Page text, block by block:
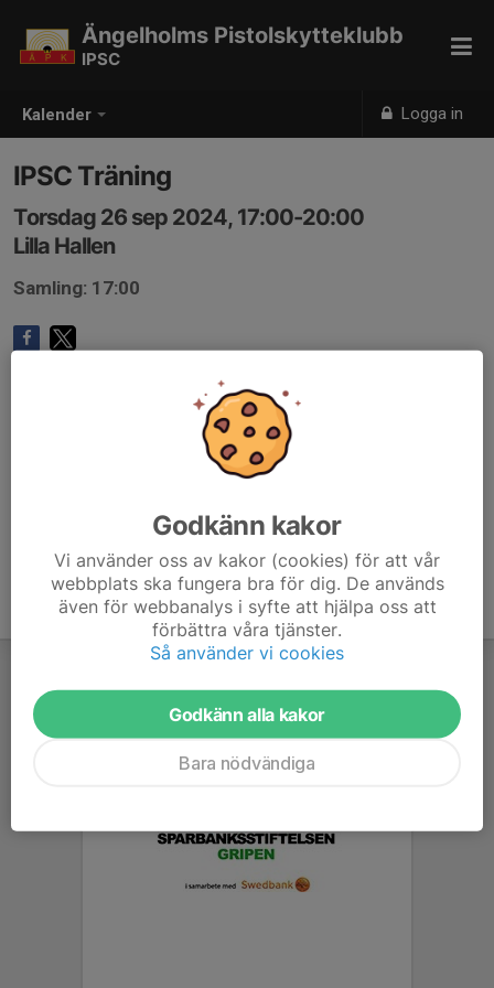
Kalender Logga in
Ängelholms Pistolskytteklubb
IPSC
IPSC Träning
Torsdag 26 sep 2024, 17:00-20:00
Lilla Hallen
Samling: 17:00
Godkänn kakor
Vi använder oss av kakor (cookies) för att vår
webbplats ska fungera bra för dig. De används
även för webbanalys i syfte att hjälpa oss att
förbättra våra tjänster.
Så använder vi cookies
Godkänn alla kakor
Bara nödvändiga